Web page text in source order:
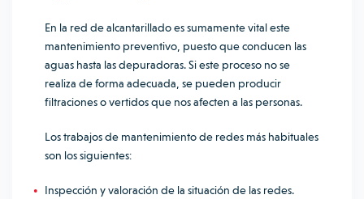
En la red de alcantarillado es sumamente vital este
mantenimiento preventivo, puesto que conducen las
aguas hasta las depuradoras. Si este proceso no se
realiza de forma adecuada, se pueden producir
filtraciones o vertidos que nos afecten a las personas.
Los trabajos de mantenimiento de redes más habituales
son los siguientes:
Inspección y valoración de la situación de las redes.